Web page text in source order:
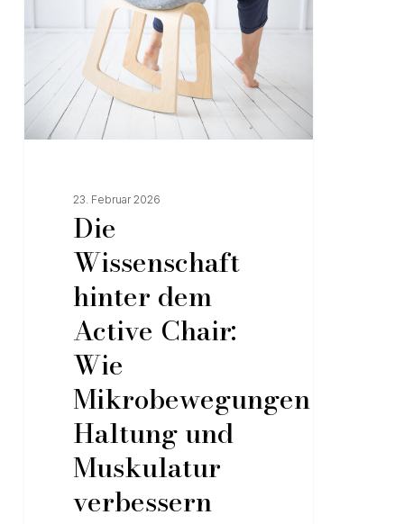
23. Februar 2026
Die
Wissenschaft
hinter dem
Active Chair:
Wie
Mikrobewegungen
Haltung und
Muskulatur
verbessern